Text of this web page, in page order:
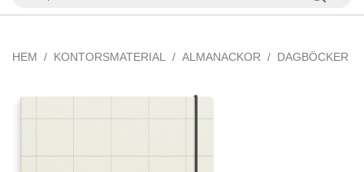
HEM KONTORSMATERIAL ALMANACKOR DAGBÖCKER